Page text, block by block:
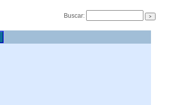
Buscar: